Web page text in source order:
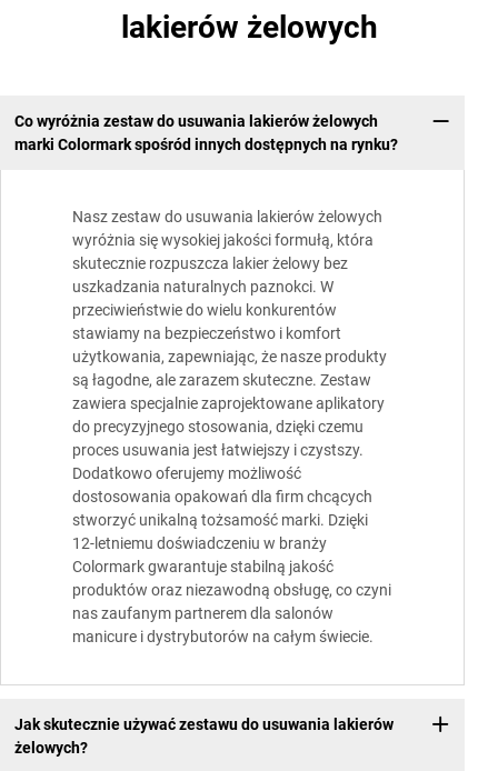
lakierów żelowych
Co wyróżnia zestaw do usuwania lakierów żelowych
marki Colormark spośród innych dostępnych na rynku?
Nasz zestaw do usuwania lakierów żelowych
wyróżnia się wysokiej jakości formułą, która
skutecznie rozpuszcza lakier żelowy bez
uszkadzania naturalnych paznokci. W
przeciwieństwie do wielu konkurentów
stawiamy na bezpieczeństwo i komfort
użytkowania, zapewniając, że nasze produkty
są łagodne, ale zarazem skuteczne. Zestaw
zawiera specjalnie zaprojektowane aplikatory
do precyzyjnego stosowania, dzięki czemu
proces usuwania jest łatwiejszy i czystszy.
Dodatkowo oferujemy możliwość
dostosowania opakowań dla firm chcących
stworzyć unikalną tożsamość marki. Dzięki
12-letniemu doświadczeniu w branży
Colormark gwarantuje stabilną jakość
produktów oraz niezawodną obsługę, co czyni
nas zaufanym partnerem dla salonów
manicure i dystrybutorów na całym świecie.
Jak skutecznie używać zestawu do usuwania lakierów
żelowych?